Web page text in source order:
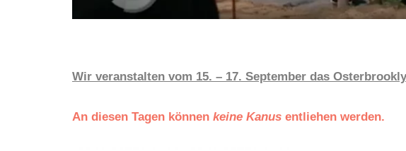
Wir veranstalten vom 15. – 17. September das
An diesen Tagen können keine Kanus entliehen werden.